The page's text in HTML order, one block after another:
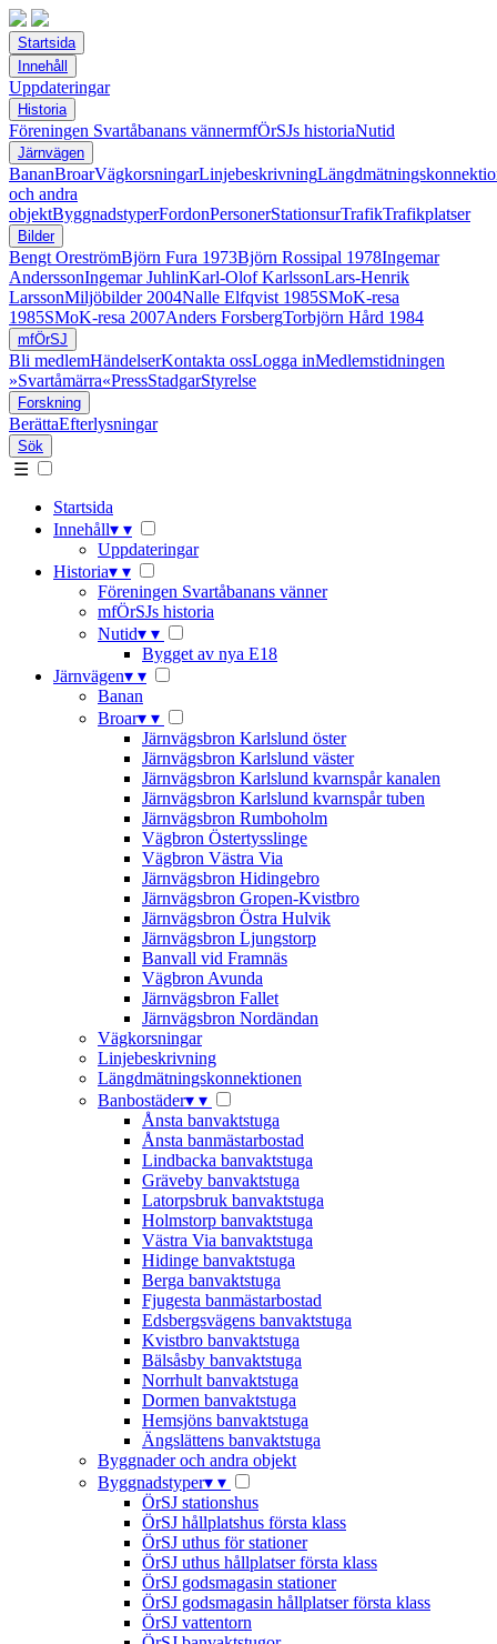
Startsida
Innehåll
Uppdateringar
Historia
Föreningen Svartåbanans vännermfÖrSJs historiaNutid
Järnvägen
BananBroarVägkorsningarLinjebeskrivning
och andra
objektByggnadstyperFordonPersonerStationsurTrafikTrafikplatser
Bilder
Bengt OreströmBjörn Fura 1973Björn Rossipal 1978Ingemar
AnderssonIngemar JuhlinKarl-Olof KarlssonLars-Henrik
LarssonMiljöbilder 2004Nalle Elfqvist 1985SMoK-resa
1985SMoK-resa 2007Anders ForsbergTorbjörn Hård 1984
mfÖrSJ
Bli medlemHändelserKontakta ossLogga inMedlemstidningen
»Svartåmärra«PressStadgarStyrelse
Forskning
BerättaEfterlysningar
Sök
☰
Startsida
Innehåll▾ ▾
Uppdateringar
Historia▾ ▾
Föreningen Svartåbanans vänner
mfÖrSJs historia
Nutid▾ ▾
Bygget av nya E18
Järnvägen▾ ▾
Banan
Broar▾ ▾
Järnvägsbron Karlslund öster
Järnvägsbron Karlslund väster
Järnvägsbron Karlslund kvarnspår kanalen
Järnvägsbron Karlslund kvarnspår tuben
Järnvägsbron Rumboholm
Vägbron Östertysslinge
Vägbron Västra Via
Järnvägsbron Hidingebro
Järnvägsbron Gropen-Kvistbro
Järnvägsbron Östra Hulvik
Järnvägsbron Ljungstorp
Banvall vid Framnäs
Vägbron Avunda
Järnvägsbron Fallet
Järnvägsbron Nordändan
Vägkorsningar
Linjebeskrivning
Längdmätningskonnektionen
Banbostäder▾ ▾
Ånsta banvaktstuga
Ånsta banmästarbostad
Lindbacka banvaktstuga
Gräveby banvaktstuga
Latorpsbruk banvaktstuga
Holmstorp banvaktstuga
Västra Via banvaktstuga
Hidinge banvaktstuga
Berga banvaktstuga
Fjugesta banmästarbostad
Edsbergsvägens banvaktstuga
Kvistbro banvaktstuga
Bälsåsby banvaktstuga
Norrhult banvaktstuga
Dormen banvaktstuga
Hemsjöns banvaktstuga
Ängslättens banvaktstuga
Byggnader och andra objekt
Byggnadstyper▾ ▾
ÖrSJ stationshus
ÖrSJ hållplatshus första klass
ÖrSJ uthus för stationer
ÖrSJ uthus hållplatser första klass
ÖrSJ godsmagasin stationer
ÖrSJ godsmagasin hållplatser första klass
ÖrSJ vattentorn